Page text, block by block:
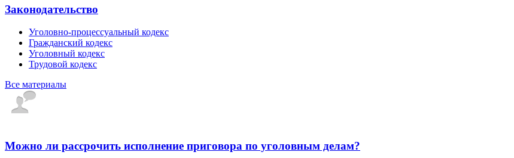
Законодательство
Уголовно-процессуальный кодекс
Гражданский кодекс
Уголовный кодекс
Трудовой кодекс
Все материалы
Можно ли рассрочить исполнение приговора по уголовным делам?